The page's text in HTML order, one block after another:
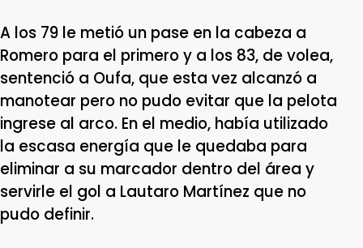
A los 79 le metió un pase en la cabeza a
Romero para el primero y a los 83, de volea,
sentenció a Oufa, que esta vez alcanzó a
manotear pero no pudo evitar que la pelota
ingrese al arco. En el medio, había utilizado
la escasa energía que le quedaba para
eliminar a su marcador dentro del área y
servirle el gol a Lautaro Martínez que no
pudo definir.